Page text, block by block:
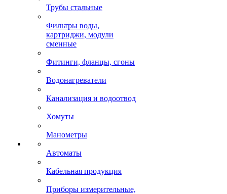
Трубы стальные
Фильтры воды,
картриджи, модули
сменные
Фитинги, фланцы, сгоны
Водонагреватели
Канализация и водоотвод
Хомуты
Манометры
Автоматы
Кабельная продукция
Приборы измерительные,